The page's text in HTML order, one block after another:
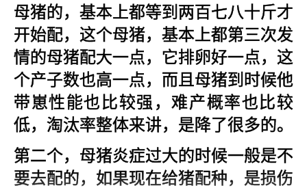
母猪的，基本上都等到两百七八十斤才
开始配，这个母猪，基本上都第三次发
情的母猪配大一点，它排卵好一点，这
个产子数也高一点，而且母猪到时候他
带崽性能也比较强，难产概率也比较
低，淘汰率整体来讲，是降了很多的。
第二个，母猪炎症过大的时候一般是不
要去配的，如果现在给猪配种，是损伤